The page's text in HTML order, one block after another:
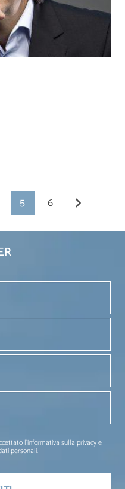
5 6
l'informativa sulla privacy e
personali.